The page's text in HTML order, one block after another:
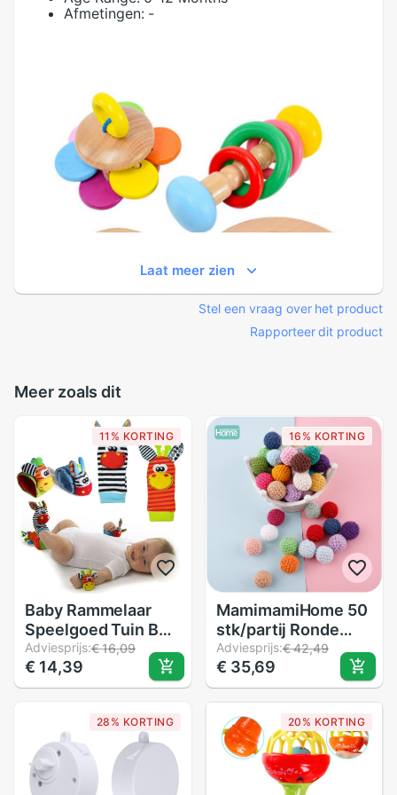
Afmetingen: -
Laat meer zien
Stel een vraag over het product
Rapporteer dit product
Meer zoals dit
11% KORTING
Baby Rammelaar
Speelgoed Tuin Bug
Pols Rattle And Foot
Sokken Dier Leuke
Cartoon Baby
Speelgoed
Adviesprijs:€ 16,09
€ 14,39
16% KORTING
MamimamiHome 50
stk/partij Ronde
Houten Kralen
Gehaakte Kleur Mix
Bal 16-20mm Hout
Bijtring Decoratie
Baby Rammelaar
Speelgoed
accessoires
Adviesprijs:€ 42,49
€ 35,69
28% KORTING 20% KORTING